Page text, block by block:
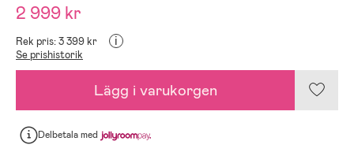
2 999 kr
Rek pris: 3 399 kr i
Se prishistorik
Lägg i varukorgen
Delbetalamed